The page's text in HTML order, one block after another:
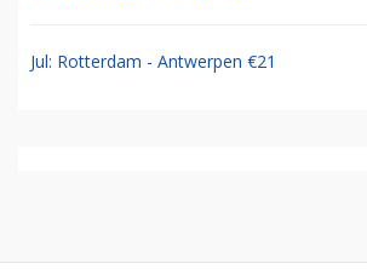
Jul: Rotterdam - Antwerpen €21